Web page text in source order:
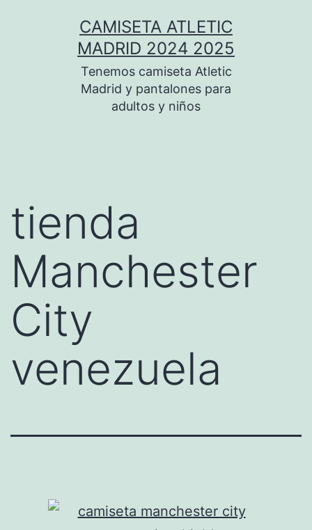
CAMISETA ATLETIC
MADRID 2024 2025
Tenemos camiseta Atletic
Madrid y pantalones para
adultos y niños
tienda
Manchester
City
venezuela